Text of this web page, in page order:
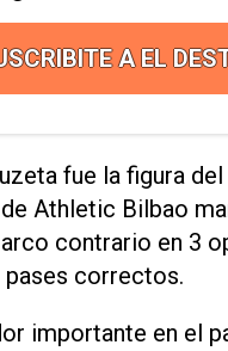
A EL
fue la figura
Athletic Bilbao
contrario en 3
correctos.
importante en el